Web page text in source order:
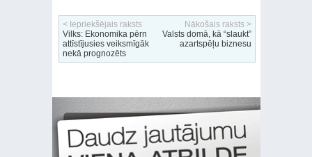
< Iepriekšējais raksts
Vilks: Ekonomika pērn
attīstījusies veiksmīgāk
nekā prognozēts
Nākošais raksts >
Valsts domā, kā “slaukt”
azartspēļu biznesu